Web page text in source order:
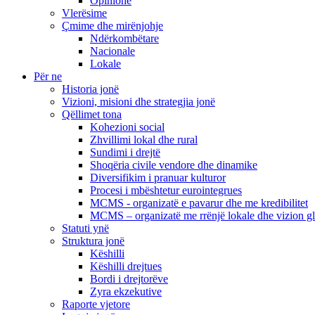
Vlerësime
Çmime dhe mirënjohje
Ndërkombëtare
Nacionale
Lokale
Për ne
Historia jonë
Vizioni, misioni dhe strategjia jonë
Qëllimet tona
Kohezioni social
Zhvillimi lokal dhe rural
Sundimi i drejtë
Shoqëria civile vendore dhe dinamike
Diversifikim i pranuar kulturor
Procesi i mbështetur eurointegrues
MCMS - organizatë e pavarur dhe me kredibilitet
MCMS – organizatë me rrënjë lokale dhe vizion
Statuti ynë
Struktura jonë
Këshilli
Këshilli drejtues
Bordi i drejtorëve
Zyra ekzekutive
Raporte vjetore